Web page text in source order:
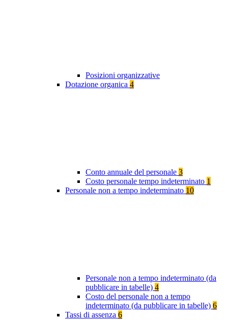
Posizioni organizzative
Dotazione organica 4
Conto annuale del personale 3
Costo personale tempo indeterminato 1
Personale non a tempo indeterminato 10
Personale non a tempo indeterminato (da
pubblicare in tabelle) 4
Costo del personale non a tempo
indeterminato (da pubblicare in tabelle) 6
Tassi di assenza 6